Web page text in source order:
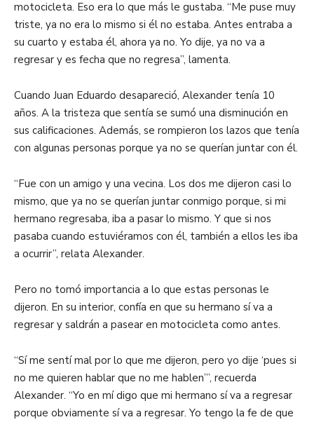
motocicleta. Eso era lo que más le gustaba. “Me puse muy
triste, ya no era lo mismo si él no estaba. Antes entraba a
su cuarto y estaba él, ahora ya no. Yo dije, ya no va a
regresar y es fecha que no regresa”, lamenta.
Cuando Juan Eduardo desapareció, Alexander tenía 10
años. A la tristeza que sentía se sumó una disminución en
sus calificaciones. Además, se rompieron los lazos que tenía
con algunas personas porque ya no se querían juntar con él.
“Fue con un amigo y una vecina. Los dos me dijeron casi lo
mismo, que ya no se querían juntar conmigo porque, si mi
hermano regresaba, iba a pasar lo mismo. Y que si nos
pasaba cuando estuviéramos con él, también a ellos les iba
a ocurrir”, relata Alexander.
Pero no tomó importancia a lo que estas personas le
dijeron. En su interior, confía en que su hermano sí va a
regresar y saldrán a pasear en motocicleta como antes.
“Sí me sentí mal por lo que me dijeron, pero yo dije ‘pues si
no me quieren hablar que no me hablen’”, recuerda
Alexander. “Yo en mí digo que mi hermano sí va a regresar
porque obviamente sí va a regresar. Yo tengo la fe de que